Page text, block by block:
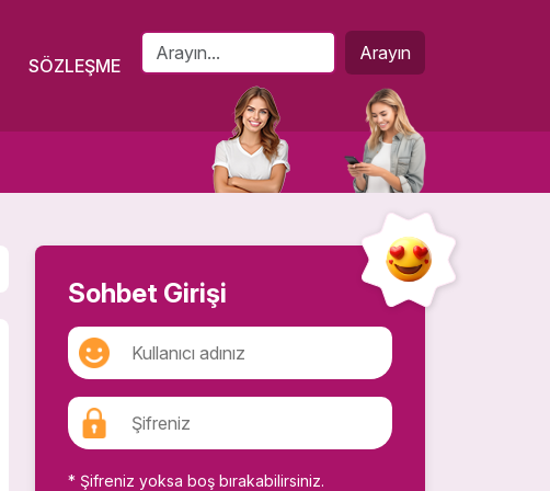
SÖZLEŞME
Arayın
Sohbet Girişi
* Şifreniz yoksa boş bırakabilirsiniz.